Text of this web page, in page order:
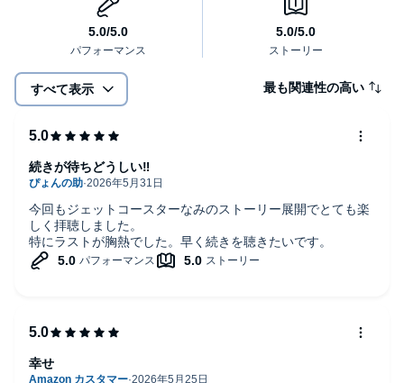
すべて表示 最も関連性の高い
今回もジェットコースターなみのストーリー展開でとても楽
しく拝聴しました。
特にラストが胸熱でした。早く続きを聴きたいです。
続きが待ちどうしい‼️
幸せ